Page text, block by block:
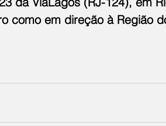
como em direção à Região